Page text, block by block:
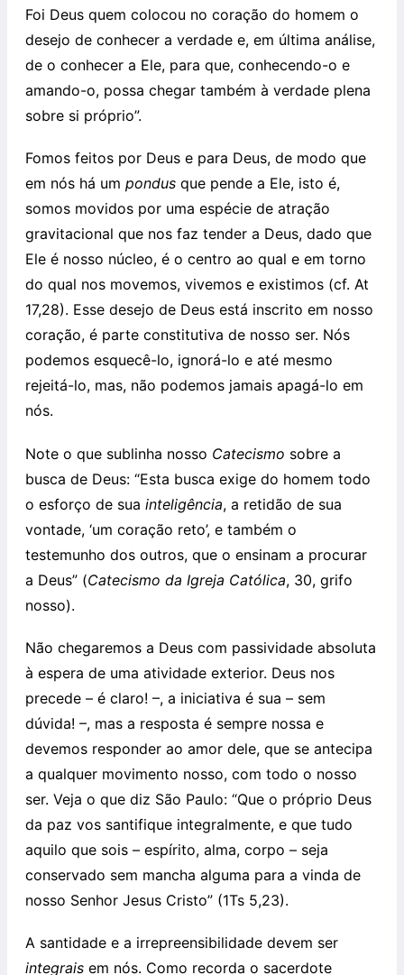
Foi Deus quem colocou no coração do homem o
desejo de conhecer a verdade e, em última análise,
de o conhecer a Ele, para que, conhecendo-o e
amando-o, possa chegar também à verdade plena
sobre si próprio”.
Fomos feitos por Deus e para Deus, de modo que
em nós há um pondus que pende a Ele, isto é,
somos movidos por uma espécie de atração
gravitacional que nos faz tender a Deus, dado que
Ele é nosso núcleo, é o centro ao qual e em torno
do qual nos movemos, vivemos e existimos (cf. At
17,28). Esse desejo de Deus está inscrito em nosso
coração, é parte constitutiva de nosso ser. Nós
podemos esquecê-lo, ignorá-lo e até mesmo
rejeitá-lo, mas, não podemos jamais apagá-lo em
nós.
Note o que sublinha nosso Catecismo sobre a
busca de Deus: “Esta busca exige do homem todo
o esforço de sua inteligência, a retidão de sua
vontade, ‘um coração reto’, e também o
testemunho dos outros, que o ensinam a procurar
a Deus” (Catecismo da Igreja Católica, 30, grifo
nosso).
Não chegaremos a Deus com passividade absoluta
à espera de uma atividade exterior. Deus nos
precede – é claro! –, a iniciativa é sua – sem
dúvida! –, mas a resposta é sempre nossa e
devemos responder ao amor dele, que se antecipa
a qualquer movimento nosso, com todo o nosso
ser. Veja o que diz São Paulo: “Que o próprio Deus
da paz vos santifique integralmente, e que tudo
aquilo que sois – espírito, alma, corpo – seja
conservado sem mancha alguma para a vinda de
nosso Senhor Jesus Cristo” (1Ts 5,23).
A santidade e a irrepreensibilidade devem ser
integrais em nós. Como recorda o sacerdote